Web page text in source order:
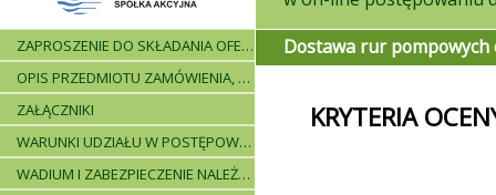
ZAPROSZENIE DO SKŁADANIA OFERT - INFORMACJE OGÓLNE
OPIS PRZEDMIOTU ZAMÓWIENIA, WARUNKI DOSTAWY, WARUNKI PŁATNICZE
ZAŁĄCZNIKI
WARUNKI UDZIAŁU W POSTĘPOWANIU I WYKAZ WYMAGANYCH DOKUMENTÓW
WADIUM I ZABEZPIECZENIE NALEŻYTEGO WYKONANIA UMOWY
Dostawa rur pompowych
KRYTERIA